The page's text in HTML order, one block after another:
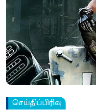
செய்திப்பிரிவு